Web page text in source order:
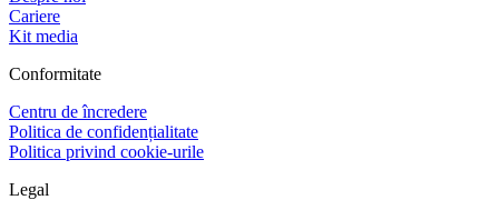
Cariere
Kit media
Conformitate
Centru de încredere
Politica de confidențialitate
Politica privind cookie-urile
Legal